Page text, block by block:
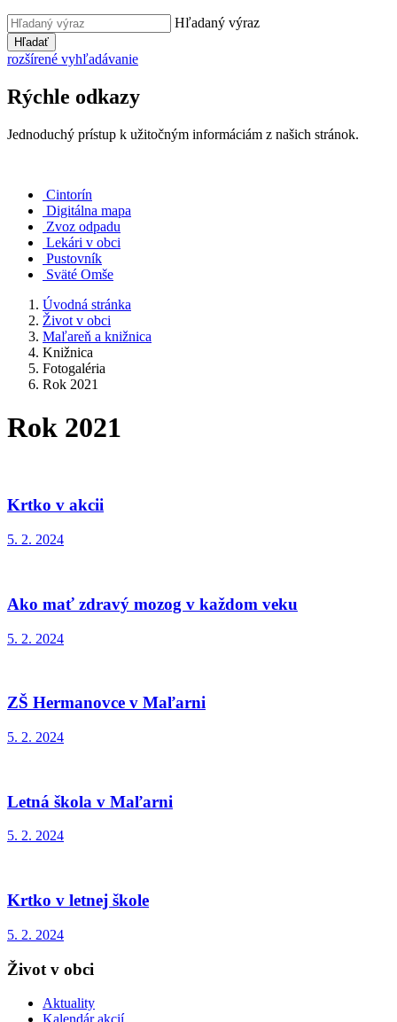
Hľadaný výraz
Hľadať
rozšírené vyhľadávanie
Rýchle odkazy
Jednoduchý prístup k užitočným informáciám z našich stránok.
Cintorín
Digitálna mapa
Zvoz odpadu
Lekári v obci
Pustovník
Sväté Omše
Úvodná stránka
Život v obci
Maľareň a knižnica
Knižnica
Fotogaléria
Rok 2021
Rok 2021
Krtko v akcii
5. 2. 2024
Ako mať zdravý mozog v každom veku
5. 2. 2024
ZŠ Hermanovce v Maľarni
5. 2. 2024
Letná škola v Maľarni
5. 2. 2024
Krtko v letnej škole
5. 2. 2024
Život v obci
Aktuality